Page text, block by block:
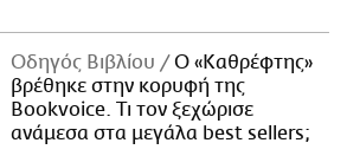
Οδηγός Βιβλίου
Ο «Καθρέφτης»
βρέθηκε στην κορυφή της
Bookvoice. Τι τον ξεχώρισε
ανάμεσα στα μεγάλα best sellers;